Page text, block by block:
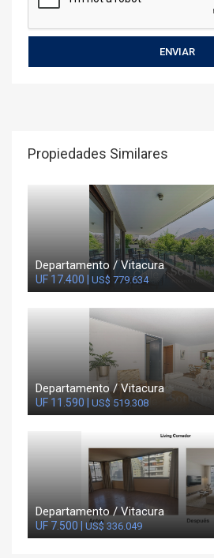
Propiedades Similares
Departamento / Vitacura
UF 17.400 | US$ 779.634
Departamento / Vitacura
UF 11.590 | US$ 519.308
Departamento / Vitacura
UF 7.500 | US$ 336.049